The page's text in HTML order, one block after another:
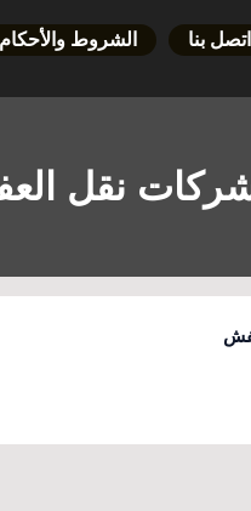
اتصل بنا الشروط والأحكام
نقل